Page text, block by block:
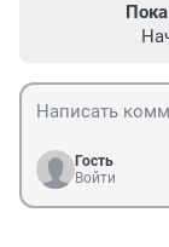
Гость
Войти